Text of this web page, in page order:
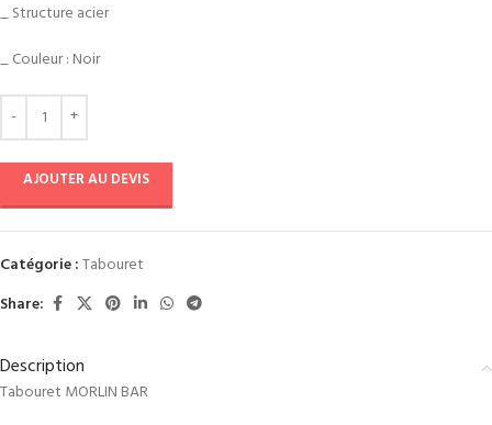
_ Structure acier
_ Couleur : Noir
AJOUTER AU DEVIS
Catégorie :Tabouret
Share:
Description
Tabouret MORLIN BAR